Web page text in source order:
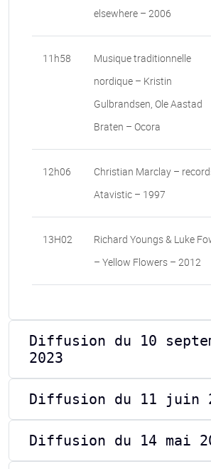
elsewhere – 2006
11h58
Musique traditionnelle
nordique – Kristin
Gulbrandsen, Ole Aastad
Braten – Ocora
12h06
Christian Marclay –
Atavistic – 1997
13H02
Richard Youngs & Luke
– Yellow Flowers – 2012
Diffusion du 10
2023
Diffusion du 11 juin
Diffusion du 14 mai